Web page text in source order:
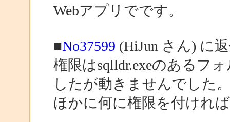
Webアプリでです。
■No37599 (HiJun さん) に
権限はsqlldr.exeのあるフ
したが動きませんでした
ほかに何に権限を付けれ